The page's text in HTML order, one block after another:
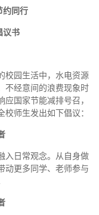
约同行
书
校园生活中，水电资源
不经意间的浪费现象时
国家节能减排号召，
师生发出如下倡议：
入日常观念。从自身做
动更多同学、老师参与